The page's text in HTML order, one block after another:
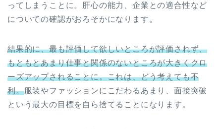
ってしまうことに。肝心の能力、企業との適合性など
についての確認がおろそかになります。
結果的に、最も評価して欲しいところが評価されず、
もともとあまり仕事と関係のないところが大きくクロ
ーズアップされることに。これは、どう考えても不
利。服装やファッションにこだわるあまり、面接突破
という最大の目標を自ら捨てることになります。